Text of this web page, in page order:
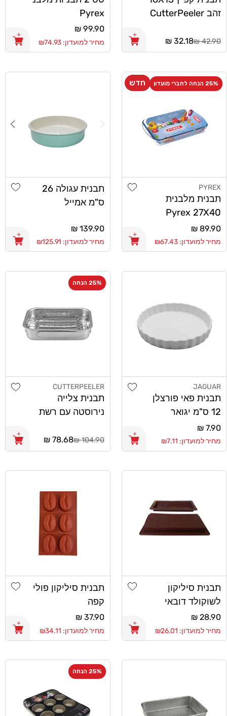
זהב CutterPeeler
מחיר
רגיל
42.90 ₪
32.18 ₪
Pyrex
מחיר
רגיל
99.90 ₪
מחיר למועדון: ₪74.93
25% הנחה לחברי מועדון חדש
מוֹכֵר:
PYREX
תבנית מלבנית
Pyrex 27X40
מחיר
רגיל
89.90 ₪
מחיר למועדון: ₪67.43
Add wishlist
תבנית עגולה 26
ס"מ אמייל
מחיר
רגיל
139.90 ₪
מחיר למועדון: ₪125.91
מוֹכֵר:
JAGUAR
תבנית פאי פורצלן
12 ס"מ יגואר
מחיר
רגיל
7.90 ₪
מחיר למועדון: ₪7.11
Add wishlist
25% הנחה
מוֹכֵר:
CUTTERPEELER
תבנית צלייה
נירוסטה עם רשת
28X37
מחיר
רגיל
104.90 ₪
78.68 ₪
תבנית סיליקון
לשוקולד דובאי
מחיר
רגיל
28.90 ₪
מחיר למועדון: ₪26.01
Add wishlistתבנית סיליקון פולי
קפה
מחיר
רגיל
37.90 ₪
מחיר למועדון: ₪34.11
25% הנחה